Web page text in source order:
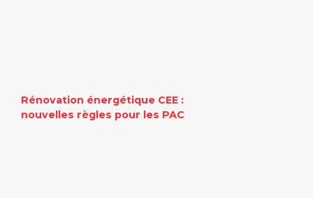
Rénovation énergétique CEE :
nouvelles règles pour les PAC